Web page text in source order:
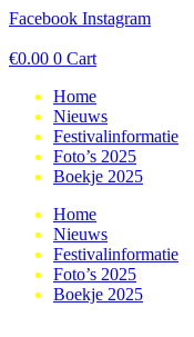
Ga
de
Facebook Instagram
€0.00 0 Cart
Home
Nieuws
Festivalinformatie
Foto’s 2025
Boekje 2025
Home
Nieuws
Festivalinformatie
Foto’s 2025
Boekje 2025